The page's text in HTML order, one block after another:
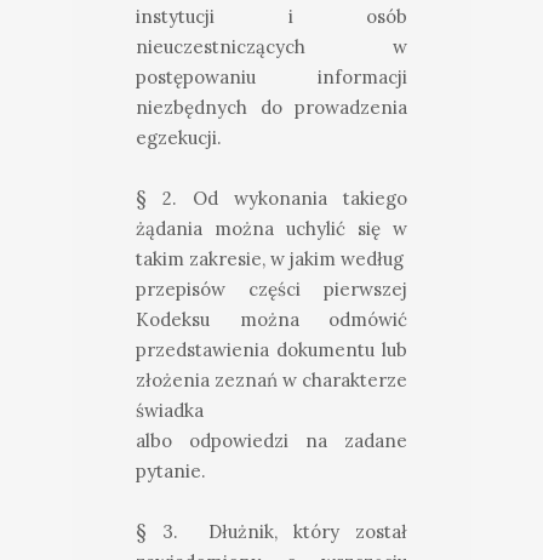
instytucji i osób
nieuczestniczących w
postępowaniu informacji
niezbędnych do prowadzenia
egzekucji.
§ 2. Od wykonania takiego
żądania można uchylić się w
takim zakresie, w jakim według
przepisów części pierwszej
Kodeksu można odmówić
przedstawienia dokumentu lub
złożenia zeznań w charakterze
świadka
albo odpowiedzi na zadane
pytanie.
§ 3. Dłużnik, który został